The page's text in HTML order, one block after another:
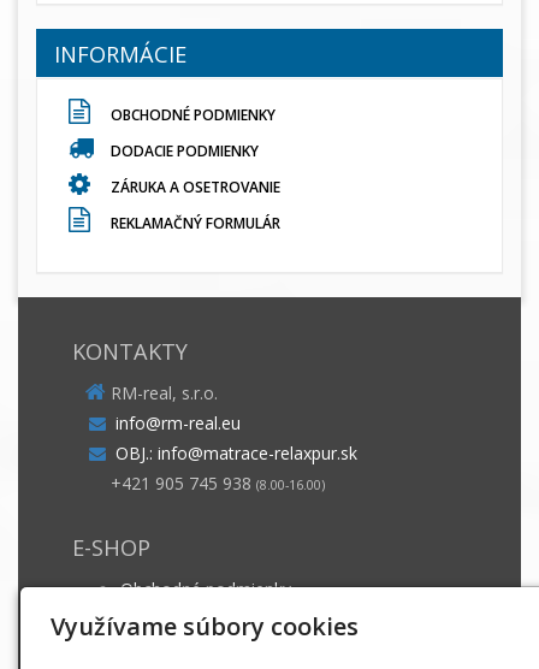
INFORMÁCIE
OBCHODNÉ PODMIENKY
DODACIE PODMIENKY
ZÁRUKA A OSETROVANIE
REKLAMAČNÝ FORMULÁR
KONTAKTY
RM-real, s.r.o.
info@rm-real.eu
OBJ.: info@matrace-relaxpur.sk
+421 905 745 938 (8.00-16.00)
E-SHOP
Obchodné podmienky
Dodacie podmienky
Záruka a ošetrovanie
Využívame súbory cookies